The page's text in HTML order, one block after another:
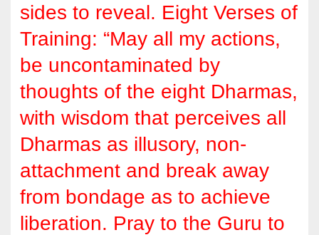
sides to reveal. Eight Verses of
Training: “May all my actions,
be uncontaminated by
thoughts of the eight Dharmas,
with wisdom that perceives all
Dharmas as illusory, non-
attachment and break away
from bondage as to achieve
liberation. Pray to the Guru to